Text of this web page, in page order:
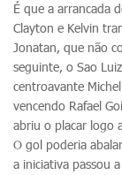
É que a arrancada
Clayton e Kelvin
Jonatan, que não
seguinte, o Sao
centroavante
vencendo Rafael
abriu o placar logo
O gol poderia
a iniciativa passou